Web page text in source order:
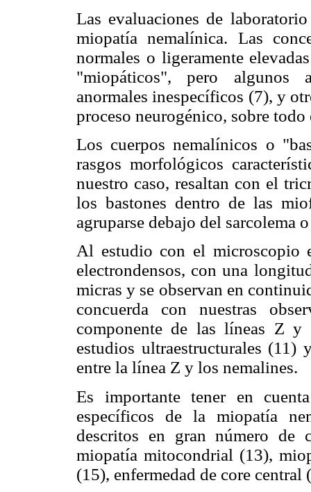
Las evaluaciones de
miopatía nemalínica. Las
normales o ligeramente
"miopáticos", pero algunos
anormales inespecíficos (7), y
proceso neurogénico, sobre
Los cuerpos nemalínicos o
rasgos morfológicos
nuestro caso, resaltan con el
los bastones dentro de las
agruparse debajo del sarcolema
Al estudio con el microscopio
electrondensos, con una
micras y se observan en
concuerda con nuestras
componente de las líneas Z
estudios ultraestructurales
entre la línea Z y los nemalines.
Es importante tener en
específicos de la miopatía
descritos en gran número de
miopatía mitocondrial (13),
(15), enfermedad de core